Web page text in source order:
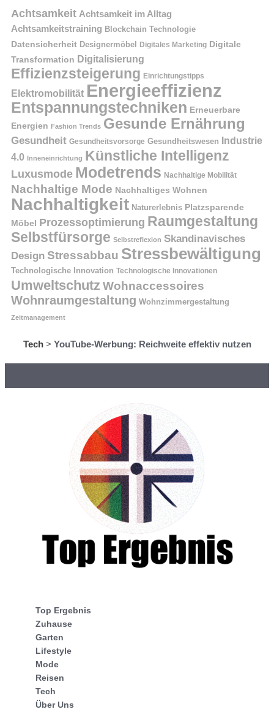
Achtsamkeit Achtsamkeit im Alltag
Achtsamkeitstraining Blockchain Technologie
Datensicherheit Designermöbel Digitales Marketing Digitale
Transformation Digitalisierung
Effizienzsteigerung Einrichtungstipps
Elektromobilität Energieeffizienz
Entspannungstechniken Erneuerbare
Energien Fashion Trends Gesunde Ernährung
Gesundheit Gesundheitsvorsorge Gesundheitswesen Industrie
4.0 Inneneinrichtung Künstliche Intelligenz
Luxusmode Modetrends Nachhaltige Mobilität
Nachhaltige Mode Nachhaltiges Wohnen
Nachhaltigkeit Naturerlebnis Platzsparende
Möbel
Prozessoptimierung Raumgestaltung
Selbstfürsorge Selbstreflexion Skandinavisches
Design Stressabbau Stressbewältigung
Technologische Innovation Technologische Innovationen
Umweltschutz Wohnaccessoires
Wohnraumgestaltung Wohnzimmergestaltung
Zeitmanagement
Tech> YouTube-Werbung: Reichweite effektiv nutzen
Top Ergebnis
Zuhause
Garten
Lifestyle
Mode
Reisen
Tech
Über Uns